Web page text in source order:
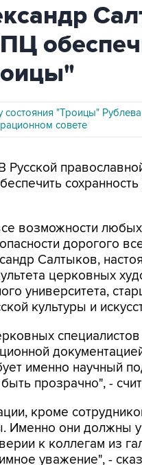
состояния "Троицы"
совете
Русской
возможности
дорогого
Салтыков,
церковных
университета,
культуры и
именно научный
прозрачно", -
кроме
Именно они должны
к коллегам из
уважение", -